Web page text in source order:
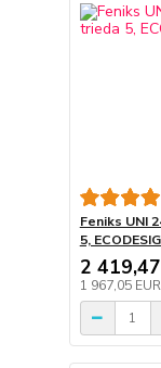
Feniks UNI
5,
2
1 967,05 EUR